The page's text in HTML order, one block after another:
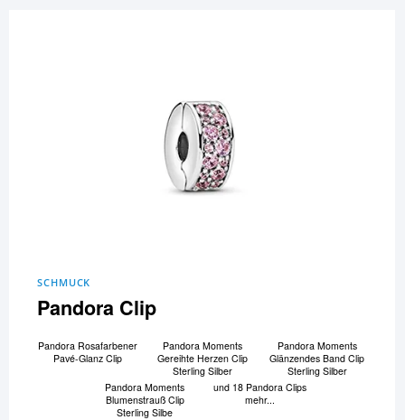
SCHMUCK
Pandora Clip
Pandora Rosafarbener
Pavé-Glanz Clip
Pandora Moments
Gereihte Herzen Clip
Sterling Silber
Pandora Moments
Glänzendes Band Clip
Sterling Silber
Pandora Moments
Blumenstrauß Clip
Sterling Silbe
und 18 Pandora Clips
mehr...